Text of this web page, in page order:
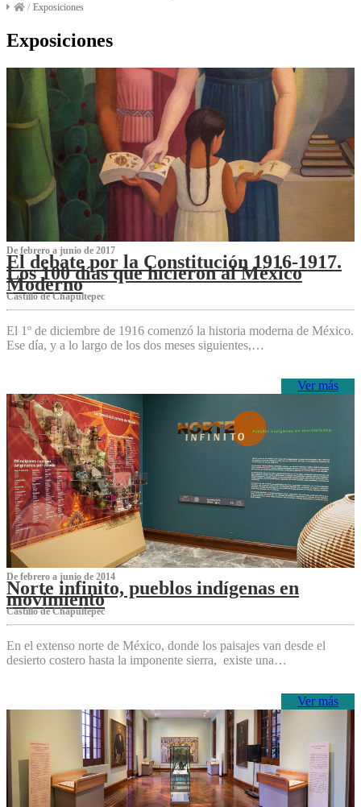
/ Exposiciones
Exposiciones
De febrero a junio de 2017
El debate por la Constitución 1916-1917.
Los 100 días que hicieron al México
Moderno
Castillo de Chapultepec
El 1º de diciembre de 1916 comenzó la historia moderna de México.
Ese día, y a lo largo de los dos meses siguientes,…
Ver más
De febrero a junio de 2014
Norte infinito, pueblos indígenas en
movimiento
Castillo de Chapultepec
En el extenso norte de México, donde los paisajes van desde el
desierto costero hasta la imponente sierra, existe una…
Ver más